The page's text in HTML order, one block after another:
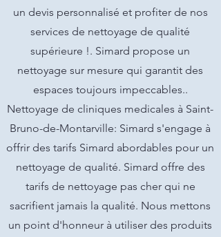
un devis personnalisé et profiter de nos
services de nettoyage de qualité
supérieure !. Simard propose un
nettoyage sur mesure qui garantit des
espaces toujours impeccables..
Nettoyage de cliniques medicales à Saint-
Bruno-de-Montarville: Simard s'engage à
offrir des tarifs Simard abordables pour un
nettoyage de qualité. Simard offre des
tarifs de nettoyage pas cher qui ne
sacrifient jamais la qualité. Nous mettons
un point d'honneur à utiliser des produits